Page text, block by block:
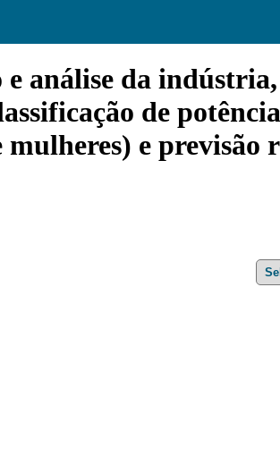
análise da
de
e previsão